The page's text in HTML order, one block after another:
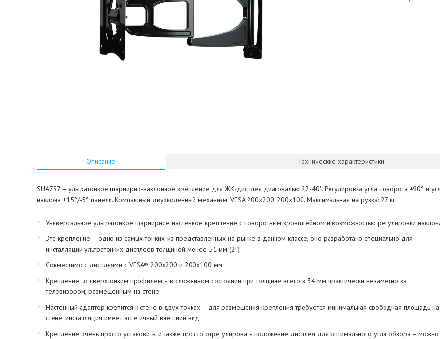
Описание Технические характеристики
SUA737 – ультратонкое шарнирно-наклонное крепление для ЖК-дисплея диагональю 22-40''. Регулировка угла поворота ±90° и
наклона +15°/-5° панели. Компактный двухколенный механизм. VESA 200х200, 200х100. Максимальная нагрузка: 27 кг.
Универсальное ультратонкое шарнирное настенное крепление с поворотным кронштейном и возможностью регулировки
Это крепление – одно из самых тонких, из представленных на рынке в данном классе, оно разработано специально для
инсталляции ультратонких дисплеев толщиной менее 51 мм (2″)
Совместимо с дисплеями с VESA® 200x200 и 200x100 мм
Крепление со сверхтонким профилем – в сложенном состоянии при толщине всего в 34 мм практически незаметно за
телевизором, размещенным на стене
Настенный адаптер крепится к стене в двух точках – для размещения крепления требуется минимальная свободная площадь на
стене, инсталляция имеет эстетичный внешний вид
Крепление очень просто установить, и также просто отрегулировать положение дисплея для оптимального угла обзора – можно